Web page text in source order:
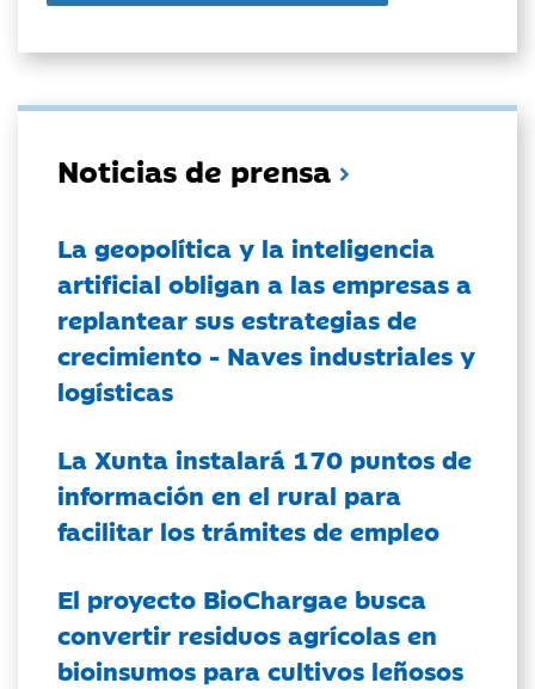
Noticias de prensa
La geopolítica y la inteligencia
artificial obligan a las empresas a
replantear sus estrategias de
crecimiento - Naves industriales y
logísticas
La Xunta instalará 170 puntos de
información en el rural para
facilitar los trámites de empleo
El proyecto BioChargae busca
convertir residuos agrícolas en
bioinsumos para cultivos leñosos